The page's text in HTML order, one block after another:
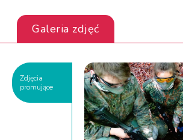
Galeria zdjęć
Zdjęcia
promujące